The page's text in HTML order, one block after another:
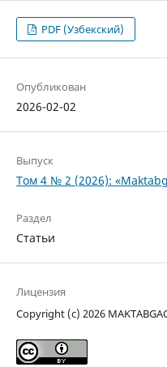
PDF (Узбекский)
Опубликован
2026-02-02
Выпуск
Том 4 № 2 (2026):
Раздел
Статьи
Лицензия
Copyright (c) 2026